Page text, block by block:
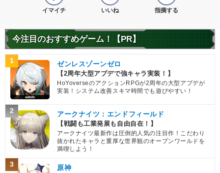
イマイチ いいね 指摘する
今注目のおすすめゲーム！【PR】
1 ゼンレスゾーンゼロ
【2周年大型アプデで強キャラ実装！】
HoYoverseのアクションRPGが2周年の大型アプデが
実装！システム改善スキマ時間でも遊びやすい！
2 アークナイツ：エンドフィールド
【戦闘も工業発展も自由自在！】
アークナイツ最新作は圧倒的人気の注目作！こだわり
抜かれたキャラと重厚な世界観のオープンワールドを
満喫しよう！
3 原神